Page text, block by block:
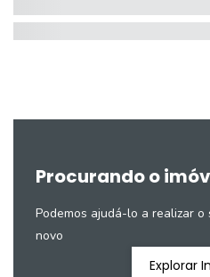
Procurando o
Podemos ajudá-lo a realizar
novo
Explorar